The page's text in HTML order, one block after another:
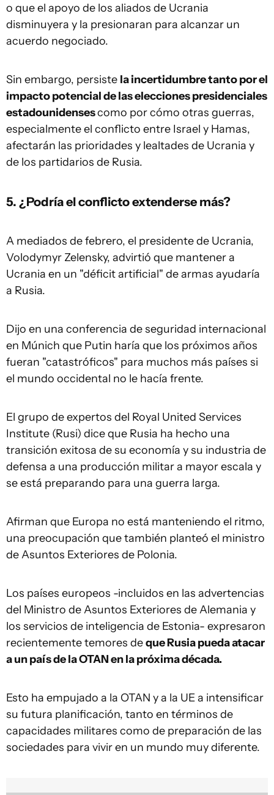
o que el apoyo de los aliados de Ucrania
disminuyera y la presionaran para alcanzar un
acuerdo negociado.
Sin embargo, persiste la incertidumbre tanto por el
impacto potencial de las elecciones presidenciales
estadounidensescomo por cómo otras guerras,
especialmente el conflicto entre Israel y Hamas,
afectarán las prioridades y lealtades de Ucrania y
de los partidarios de Rusia.
5. ¿Podría el conflicto extenderse más?
A mediados de febrero, el presidente de Ucrania,
Volodymyr Zelensky, advirtió que mantener a
Ucrania en un "déficit artificial" de armas ayudaría
a Rusia.
Dijo en una conferencia de seguridad internacional
en Múnich que Putin haría que los próximos años
fueran "catastróficos" para muchos más países si
el mundo occidental no le hacía frente.
El grupo de expertos del Royal United Services
Institute (Rusi) dice que Rusia ha hecho una
transición exitosa de su economía y su industria de
defensa a una producción militar a mayor escala y
se está preparando para una guerra larga.
Afirman que Europa no está manteniendo el ritmo,
una preocupación que también planteó el ministro
de Asuntos Exteriores de Polonia.
Los países europeos -incluidos en las advertencias
del Ministro de Asuntos Exteriores de Alemania y
los servicios de inteligencia de Estonia- expresaron
recientemente temores deque Rusia pueda atacar
a un país de la OTAN en la próxima década.
Esto ha empujado a la OTAN y a la UE a intensificar
su futura planificación, tanto en términos de
capacidades militares como de preparación de las
sociedades para vivir en un mundo muy diferente.